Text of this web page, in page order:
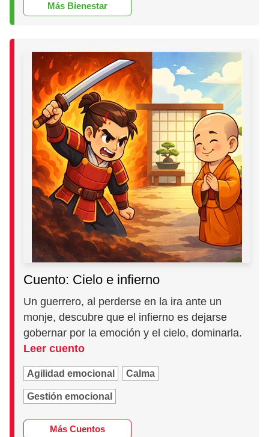
Más Bienestar
Cuento: Cielo e infierno
Un guerrero, al perderse en la ira ante un
monje, descubre que el infierno es dejarse
gobernar por la emoción y el cielo, dominarla.
Leer cuento
Agilidad emocional Calma
Gestión emocional
Más Cuentos